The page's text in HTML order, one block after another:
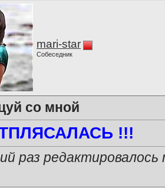
mari-star
Собеседник
со мной
!!!
раз